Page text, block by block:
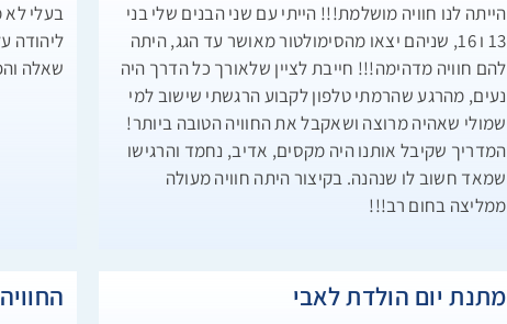
הייתה לנו חוויה מושלמת!!! הייתי עם שני הבנים שלי בני
13 ו 16, שניהם יצאו מהסימולטור מאושר עד הגג, היתה
להם חוויה מדהימה!!! חייבת לציין שלאורך כל הדרך היה
נעים, מהרגע שהרמתי טלפון לקבוע הרגשתי שישוב למי
שמולי שאהיה מרוצה ושאקבל את החוויה הטובה ביותר!
המדריך שקיבל אותנו היה מקסים, אדיב, נחמד והרגישו
שמאד חשוב לו שנהנה. בקיצור היתה חוויה מעולה
ממליצה בחום רב!!!
בעלי לא
ליהודה
שאלה
מתנת יום הולדת לאבי